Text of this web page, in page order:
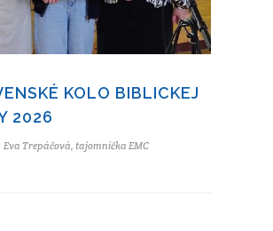
KOLO BIBLICKEJ
2026
Eva Trepáčová, tajomníčka EMC